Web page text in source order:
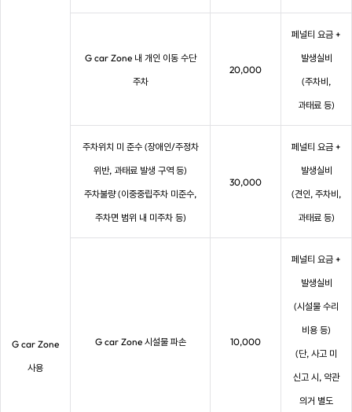
G car Zone
사용
G car Zone 내 개인 이동 수단
주차
20,000
페널티 요금 +
발생실비
(주차비,
과태료 등)
주차위치 미 준수 (장애인/주정차
위반, 과태료 발생 구역 등)
주차불량 (이중중립주차 미준수,
주차면 범위 내 미주차 등)
30,000
페널티 요금 +
발생실비
(견인, 주차비,
과태료 등)
G car Zone 시설물 파손 10,000
페널티 요금 +
발생실비
(시설물 수리
비용 등)
(단, 사고 미
신고 시, 약관
의거 별도